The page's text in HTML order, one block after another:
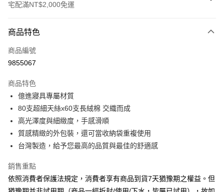
宅配滿NT$2,000免運
信用卡一次付款
信用卡分期付款
合作金庫商業銀行
華南商業銀行
上海商業儲蓄銀行
台北富邦商業銀行
國泰世華商業銀行
臺灣中小企業銀行
台中商業銀行
匯豐（台灣）商業銀行
華泰商業銀行
聯邦商業銀行
遠東國際商業銀行
元大商業銀行
台新國際商業銀行
中國信託商業銀行
6 期 0 利率 每期
華南商業銀行
彰化商業銀行
上海商業儲蓄銀行
國泰世華商業銀行
兆豐國際商業銀行
臺灣中小企業銀行
台中商業銀行
聯邦商業銀行
元大商業銀行
永豐商業銀行
玉山商業銀行
星展（台灣）商業銀行
LINE Pay
Apple Pay
悠遊付
Google Pay
ATM付款
商品特色
商品編號
9855067
商品特色
億進寢具專屬材質
80支超細天絲x60支長絨棉 交織而成
高光澤度與細緻度，手感滑順
質感精緻的外包裝，還可當收納袋重複使用
台灣製造，給予您最高的品質與最佳的舒適感
銷售重點
依照消費者保護法規定，消費者享有商品到貨7天猶豫期之權益。但